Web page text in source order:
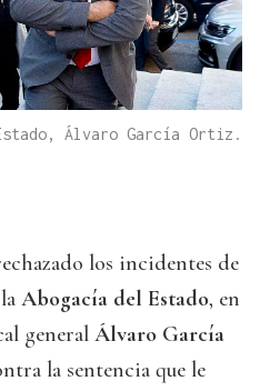
Álvaro García Ortiz.
los incidentes de
Abogacía del Estado, en
general Álvaro García
la sentencia que le